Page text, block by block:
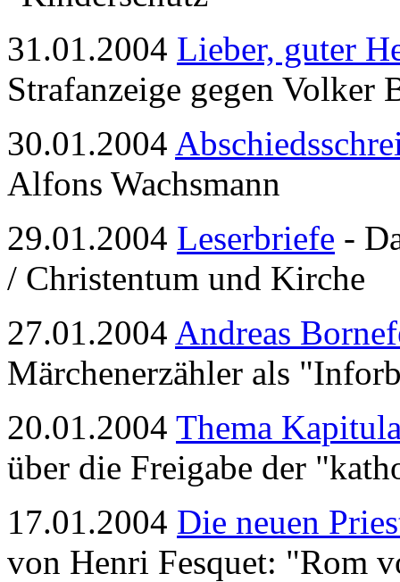
31.01.2004 Lieber, guter
Strafanzeige gegen Volker
30.01.2004
Alfons Wachsmann
29.01.2004 Leserbriefe -
/ Christentum und Kirche
27.01.2004 Andreas
Märchenerzähler als
20.01.2004 Thema
über die Freigabe der
17.01.2004 Die neuen
von Henri Fesquet: "Rom